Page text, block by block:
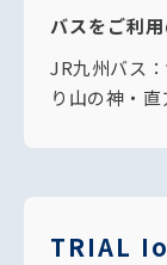
バスをご利
JR九州バス
り山の神・
TRIAL